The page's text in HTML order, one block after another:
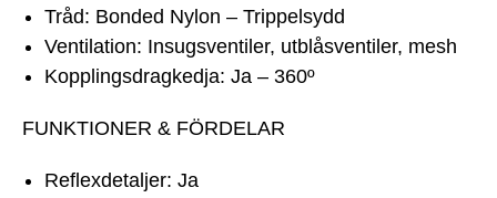
Tråd: Bonded Nylon – Trippelsydd
Ventilation: Insugsventiler, utblåsventiler, mesh
Kopplingsdragkedja: Ja – 360º
FUNKTIONER & FÖRDELAR
Reflexdetaljer: Ja